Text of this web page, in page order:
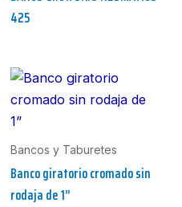
425
Bancos y Taburetes
Banco giratorio cromado sin
rodaja de 1”